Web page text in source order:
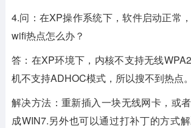
4.问：在XP操作系统下，软件启动正常
wifi热点怎么办？
答：在XP环境下，内核不支持无线
机不支持ADHOC模式，所以搜不到热点。
解决方法：重新插入一块无线网卡，或
成WIN7.另外也可以通过打补丁的方式